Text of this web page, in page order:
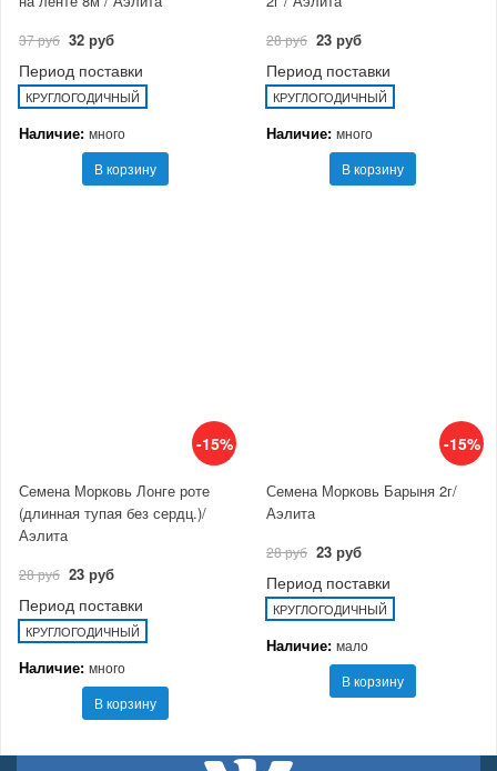
37 руб 32 руб
Период поставки
КРУГЛОГОДИЧНЫЙ
Наличие: много
В корзину
28 руб 23 руб
Период поставки
КРУГЛОГОДИЧНЫЙ
Наличие: много
В корзину
-15%
Семена Морковь Лонге роте
(длинная тупая без сердц.)/
Аэлита
28 руб 23 руб
Период поставки
КРУГЛОГОДИЧНЫЙ
Наличие: много
В корзину
-15%
Семена Морковь Барыня 2г/
Аэлита
28 руб 23 руб
Период поставки
КРУГЛОГОДИЧНЫЙ
Наличие: мало
В корзину